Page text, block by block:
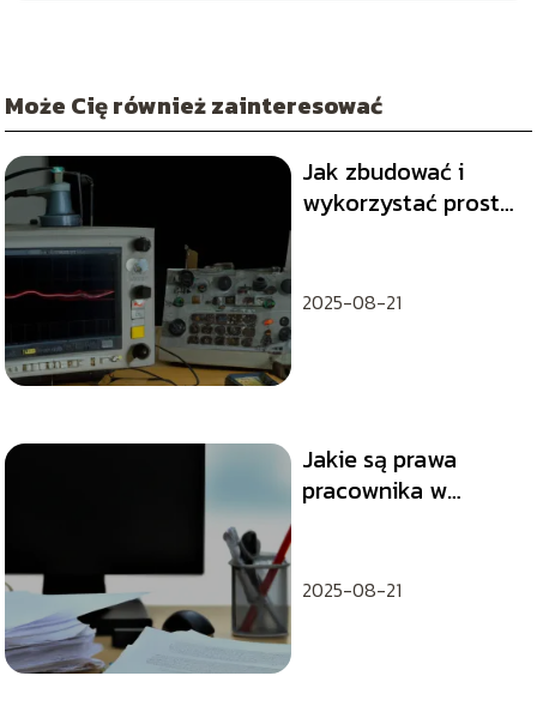
Może Cię również zainteresować
Jak zbudować i
wykorzystać prosty
2025-08-21
Jakie są prawa
pracownika w
2025-08-21